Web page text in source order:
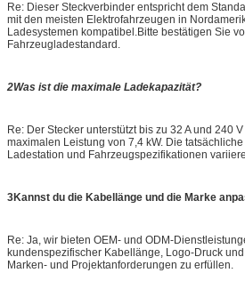
Re: Dieser Steckverbinder entspricht dem
mit den meisten Elektrofahrzeugen in
Ladesystemen kompatibel.Bitte bestätigen Sie
Fahrzeugladestandard.
2Was ist die maximale Ladekapazität?
Re: Der Stecker unterstützt bis zu 32 A und 240
maximalen Leistung von 7,4 kW. Die
Ladestation und Fahrzeugspezifikationen
3Kannst du die Kabellänge und die Marke
Re: Ja, wir bieten OEM- und ODM-
kundenspezifischer Kabellänge, Logo-Druck
Marken- und Projektanforderungen zu erfüllen.